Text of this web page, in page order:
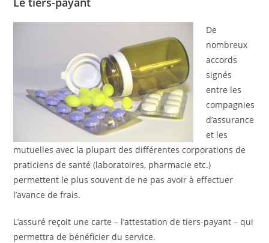
De
nombreux
accords
signés
entre les
compagnies
d’assurance
et les
mutuelles avec la plupart des différentes corporations de
praticiens de santé (laboratoires, pharmacie etc.)
permettent le plus souvent de ne pas avoir à effectuer
l’avance de frais.
L’assuré reçoit une carte – l’attestation de tiers-payant – qui
permettra de bénéficier du service.